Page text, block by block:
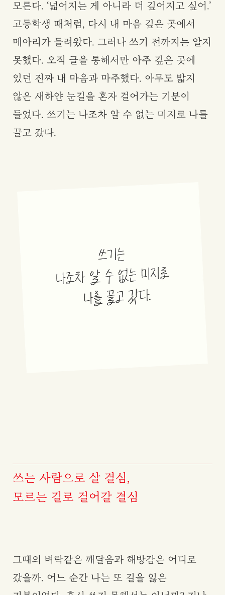
모른다. ‘넓어지는 게 아니라 더 깊어지고 싶어.’
고등학생 때처럼, 다시 내 마음 깊은 곳에서
메아리가 들려왔다. 그러나 쓰기 전까지는 알지
못했다. 오직 글을 통해서만 아주 깊은 곳에
있던 진짜 내 마음과 마주했다. 아무도 밟지
않은 새하얀 눈길을 혼자 걸어가는 기분이
들었다. 쓰기는 나조차 알 수 없는 미지로 나를
끌고 갔다.
쓰는 사람으로 살 결심,
모르는 길로 걸어갈 결심
그때의 벼락같은 깨달음과 해방감은 어디로
갔을까. 어느 순간 나는 또 길을 잃은